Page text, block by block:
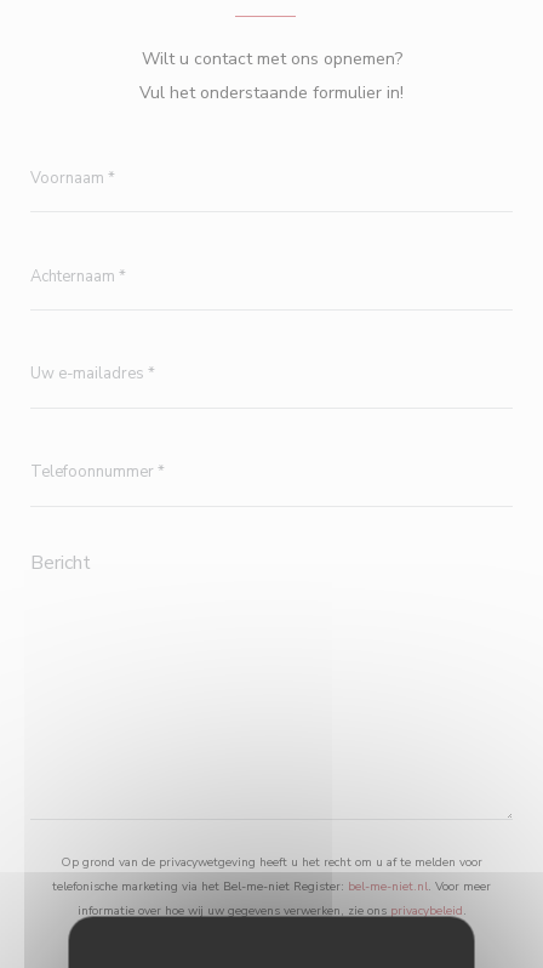
Wilt u contact met ons opnemen?
Vul het onderstaande formulier in!
Op grond van de privacywetgeving heeft u het recht om u af te melden voor
telefonische marketing via het Bel-me-niet Register: bel-me-niet.nl. Voor meer
informatie over hoe wij uw gegevens verwerken, zie ons privacybeleid.